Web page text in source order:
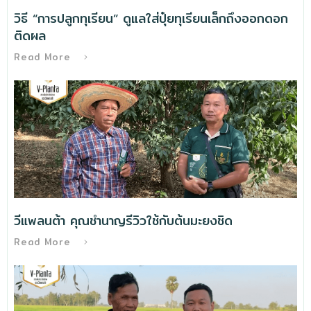
วิธี “การปลูกทุเรียน” ดูแลใส่ปุ๋ยทุเรียนเล็กถึงออกดอก
ติดผล
Read More
วีแพลนต้า คุณชำนาญรีวิวใช้กับต้นมะยงชิด
Read More